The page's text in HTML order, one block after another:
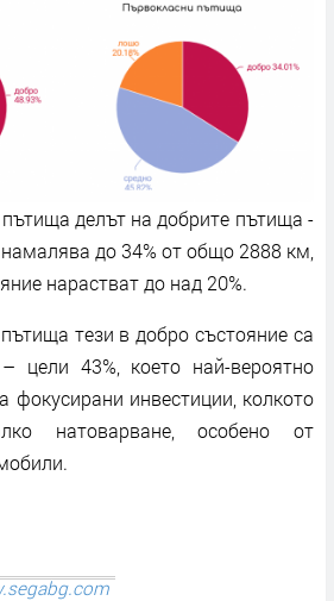
делът на добрите пътища -
до 34% от общо 2888 км,
нарастват до над 20%.
тези в добро състояние са
цели 43%, което най-вероятно
фокусирани инвестиции, колкото
натоварване, особено от